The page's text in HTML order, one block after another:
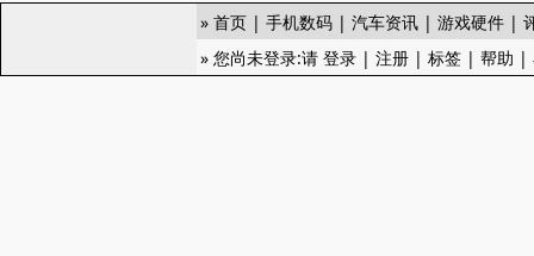
» 首页 | 手机数码 | 汽车资讯 | 游戏硬件 |
» 您尚未登录:请 登录 | 注册 | 标签 | 帮助 |